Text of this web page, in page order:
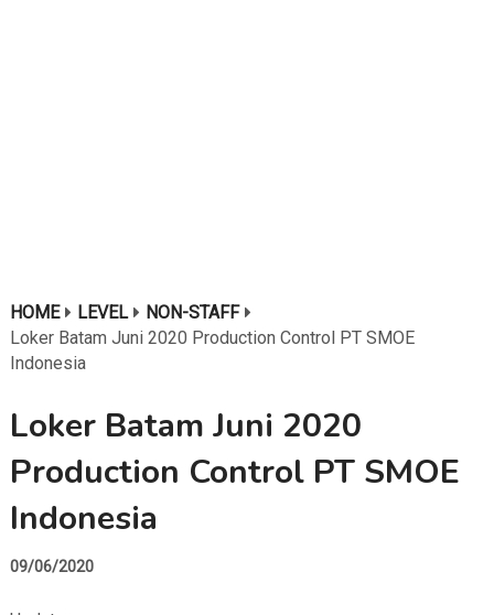
HOME LEVEL
NON-STAFF
Loker Batam Juni 2020 Production Control PT SMOE
Indonesia
Loker Batam Juni 2020
Production Control PT SMOE
Indonesia
09/06/2020